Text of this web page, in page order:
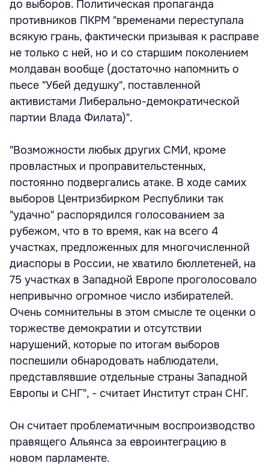
до выборов. Политическая пропаганда
противников ПКРМ "временами переступала
всякую грань, фактически призывая к расправе
не только с ней, но и со старшим поколением
молдаван вообще (достаточно напомнить о
пьесе "Убей дедушку", поставленной
активистами Либерально-демократической
партии Влада Филата)".
"Возможности любых других СМИ, кроме
провластных и проправительстенных,
постоянно подвергались атаке. В ходе самих
выборов Центризбирком Республики так
"удачно" распорядился голосованием за
рубежом, что в то время, как на всего 4
участках, предложенных для многочисленной
диаспоры в России, не хватило бюллетеней, на
75 участках в Западной Европе проголосовало
непривычно огромное число избирателей.
Очень сомнительны в этом смысле те оценки о
торжестве демократии и отсутствии
нарушений, которые по итогам выборов
поспешили обнародовать наблюдатели,
представлявшие отдельные страны Западной
Европы и СНГ", - считает Институт стран СНГ.
Он считает проблематичным воспроизводство
правящего Альянса за евроинтеграцию в
новом парламенте.